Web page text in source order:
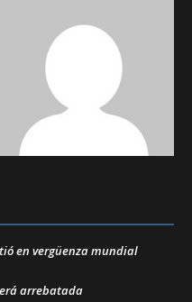
en vergüenza mundial
arrebatada